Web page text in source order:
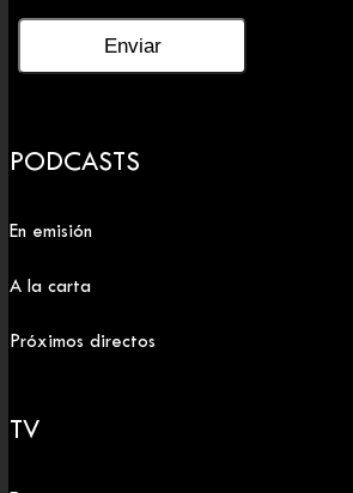
PODCASTS
En emisión
A la carta
Próximos directos
TV